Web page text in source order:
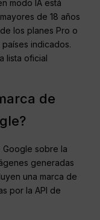
modo IA está
de 18 años
los planes Pro o
indicados.
lista oficial
de
Google sobre la
generadas
una marca de
por la API de